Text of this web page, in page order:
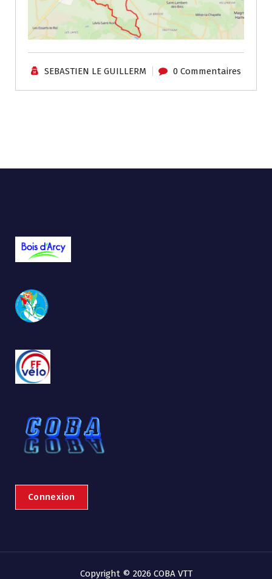
SEBASTIEN LE GUILLERM 0 Commentaires
Connexion
Copyright © 2026 COBA VTT